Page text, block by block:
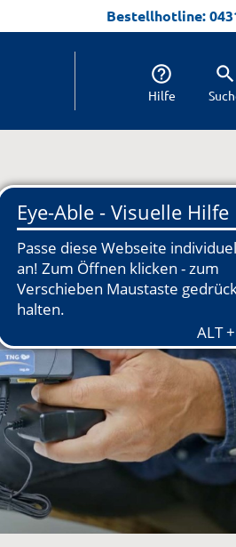
Bestellhotline:
help_outline
Hilfe
search